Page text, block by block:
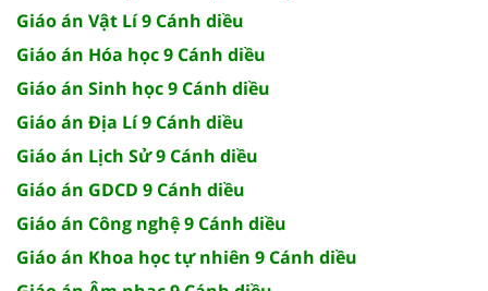
Giáo án Vật Lí 9 Cánh diều
Giáo án Hóa học 9 Cánh diều
Giáo án Sinh học 9 Cánh diều
Giáo án Địa Lí 9 Cánh diều
Giáo án Lịch Sử 9 Cánh diều
Giáo án GDCD 9 Cánh diều
Giáo án Công nghệ 9 Cánh diều
Giáo án Khoa học tự nhiên 9 Cánh diều